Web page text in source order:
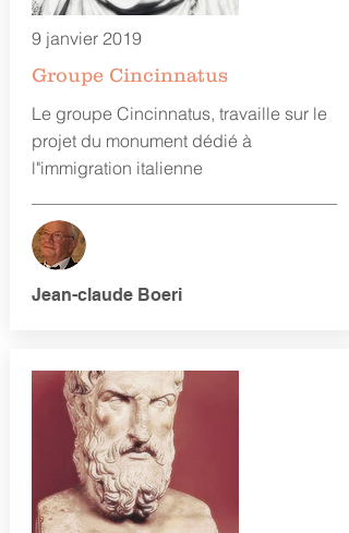
9 janvier 2019
Groupe Cincinnatus
Le groupe Cincinnatus, travaille sur le
projet du monument dédié à
l"immigration italienne
Jean-claude Boeri